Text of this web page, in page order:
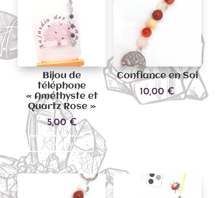
Bijou de
téléphone
« Améthyste et
Quartz Rose »
5,00€
Choix des options
Ce
produit
a
plusieurs
variations.
Confiance en Soi
10,00 €